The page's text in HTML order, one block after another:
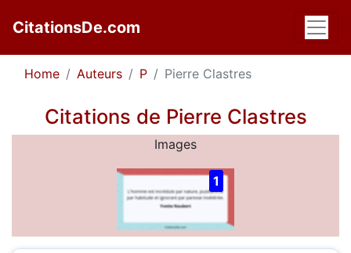
CitationsDe.com
Home Auteurs P Pierre Clastres
Citations de Pierre Clastres
Images
1